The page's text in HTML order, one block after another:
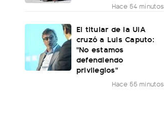
Hace 54 minutos
El titular de la UIA
cruzó a Luis Caputo:
"No estamos
defendiendo
privilegios"
Hace 55 minutos